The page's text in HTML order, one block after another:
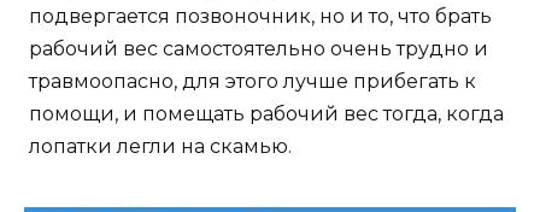
подвергается позвоночник, но и то, что брать
рабочий вес самостоятельно очень трудно и
травмоопасно, для этого лучше прибегать к
помощи, и помещать рабочий вес тогда, когда
лопатки легли на скамью.